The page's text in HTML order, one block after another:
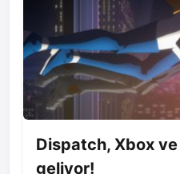
Dispatch, Xbox
geliyor!